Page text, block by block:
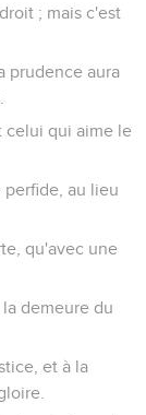
; mais c'est
prudence aura
celui qui aime le
perfide, au lieu
qu'avec une
demeure du
et à la